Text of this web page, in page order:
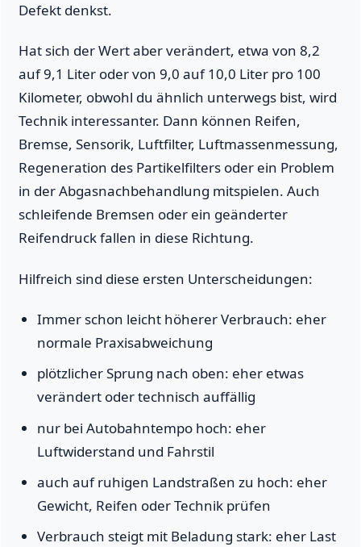
Defekt denkst.
Hat sich der Wert aber verändert, etwa von 8,2
auf 9,1 Liter oder von 9,0 auf 10,0 Liter pro 100
Kilometer, obwohl du ähnlich unterwegs bist, wird
Technik interessanter. Dann können Reifen,
Bremse, Sensorik, Luftfilter, Luftmassenmessung,
Regeneration des Partikelfilters oder ein Problem
in der Abgasnachbehandlung mitspielen. Auch
schleifende Bremsen oder ein geänderter
Reifendruck fallen in diese Richtung.
Hilfreich sind diese ersten Unterscheidungen:
Immer schon leicht höherer Verbrauch: eher
normale Praxisabweichung
plötzlicher Sprung nach oben: eher etwas
verändert oder technisch auffällig
nur bei Autobahntempo hoch: eher
Luftwiderstand und Fahrstil
auch auf ruhigen Landstraßen zu hoch: eher
Gewicht, Reifen oder Technik prüfen
Verbrauch steigt mit Beladung stark: eher Last